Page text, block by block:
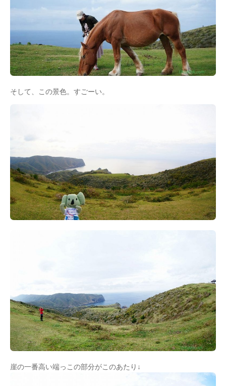
そして、この景色。すごーい。
崖の一番高い端っこの部分がこのあたり↓